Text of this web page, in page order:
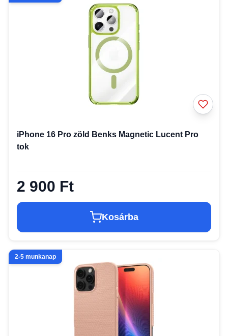
iPhone 16 Pro zöld Benks Magnetic Lucent Pro
tok
2 900 Ft
Kosárba
2-5 munkanap